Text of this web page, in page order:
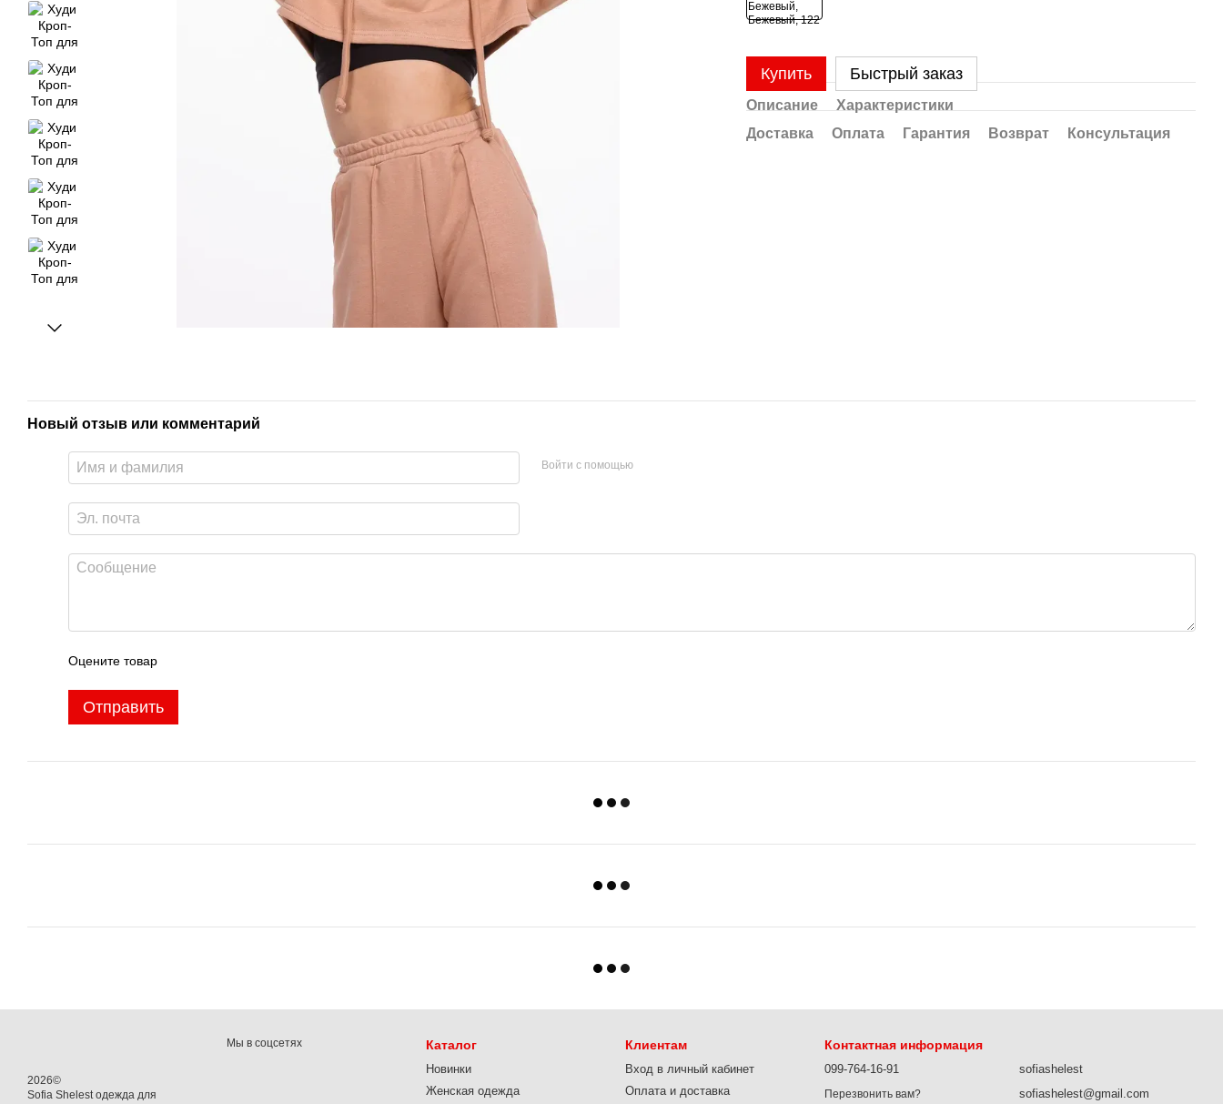
Купить Быстрый заказ
Описание
Характеристики
Доставка
Оплата Гарантия Возврат Консультация
Новый отзыв или комментарий
Войти с помощью
Оцените товар
Отправить
2026©
Sofia Shelest одежда для
Мы в соцсетях Каталог
Новинки
Женская одежда
Клиентам
Вход в личный кабинет
Оплата и доставка
Контактная информация
099-764-16-91
Перезвонить вам?
sofiashelest
sofiashelest@gmail.com